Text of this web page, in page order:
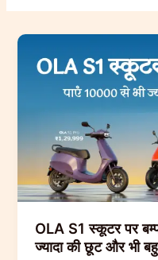
OLA S1 स्कूटर पर
ज्यादा की छूट और भी